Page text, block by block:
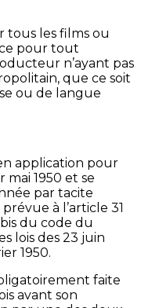
tous les films ou
pour tout
n’ayant pas
que ce soit
ou de langue
application pour
1950 et se
par tacite
à l’article 31
du code du
lois des 23 juin
1950.
faite
avant son